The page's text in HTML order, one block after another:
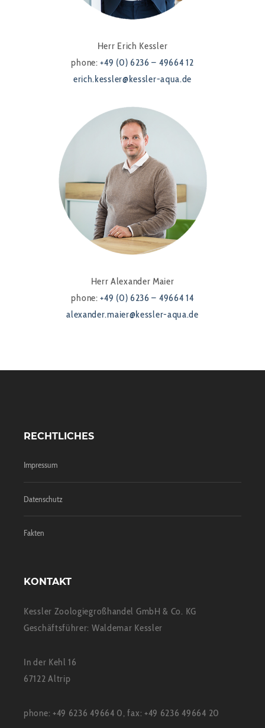
Herr Erich Kessler
phone:+49 (0) 6236 – 49664 12
erich.kessler@kessler-aqua.de
Herr Alexander Maier
phone:+49 (0) 6236 – 49664 14
alexander.maier@kessler-aqua.de
RECHTLICHES
Impressum
Datenschutz
Fakten
KONTAKT
Kessler Zoologiegroßhandel GmbH & Co. KG
Geschäftsführer: Waldemar Kessler
In der Kehl 16
67122 Altrip
phone: +49 6236 49664 0, fax: +49 6236 49664 20